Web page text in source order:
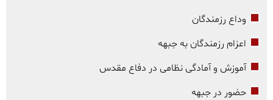
وداع رزمندگان
اعزام رزمندگان به جبهه
آموزش و آمادگی نظامی در دفاع مقدس
حضور در جبهه